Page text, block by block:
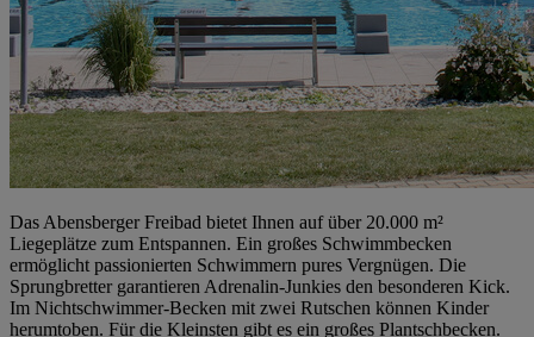
Das Abensberger Freibad bietet Ihnen auf über 20.000 m²
Liegeplätze zum Entspannen. Ein großes Schwimmbecken
ermöglicht passionierten Schwimmern pures Vergnügen. Die
Sprungbretter garantieren Adrenalin-Junkies den besonderen Kick.
Im Nichtschwimmer-Becken mit zwei Rutschen können Kinder
herumtoben. Für die Kleinsten gibt es ein großes Plantschbecken.